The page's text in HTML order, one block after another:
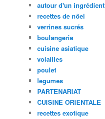
autour d'un ingrédient
recettes de nôel
verrines sucrés
boulangerie
cuisine asiatique
volailles
poulet
legumes
PARTENARIAT
CUISINE ORIENTALE
recettes exotique